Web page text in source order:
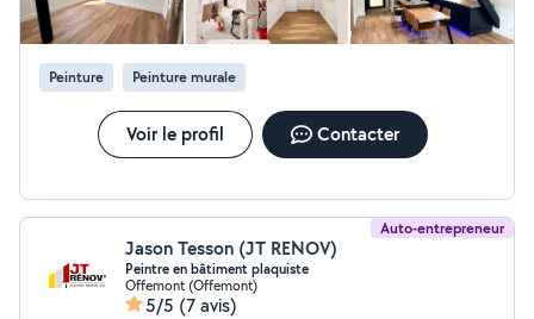
intérieur, nous vous accompagnons à chaque étape du
chantier, toujours avec le confort d'avoir un interlocuteur
unique du premier coup de crayon, à l'émotion de la
réception. Spécialiste de la cuisine & de la salle de bain
Déplacement sur 68, 67, 90, 25
Peinture Peinture murale
Voir le profil Contacter
Auto-entrepreneur
Jason Tesson (JT RENOV)
Peintre en bâtiment plaquiste
Offemont (Offemont)
5/5 (7 avis)